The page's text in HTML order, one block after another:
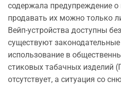
содержала предупреждение о
продавать их можно только
Вейп-устройства доступны
существуют
использование в
стиковых табачных изделий
отсутствует, а ситуация со